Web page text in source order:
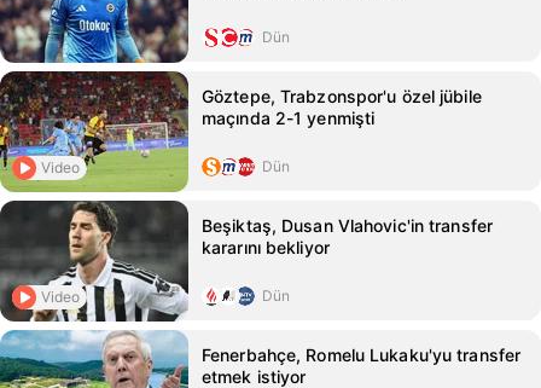
Dün
Video
Göztepe, Trabzonspor'u özel jübile
maçında 2-1 yenmişti
Dün
Video
Beşiktaş, Dusan Vlahovic'in transfer
kararını bekliyor
Dün
Fenerbahçe, Romelu Lukaku'yu transfer
etmek istiyor